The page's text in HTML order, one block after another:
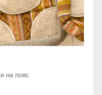
на пояс